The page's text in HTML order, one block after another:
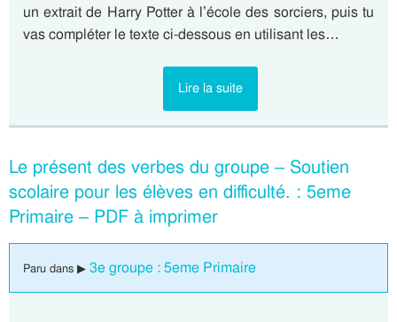
un extrait de Harry Potter à l’école des sorciers, puis tu
vas compléter le texte ci-dessous en utilisant les…
Lire la suite
Le présent des verbes du groupe – Soutien
scolaire pour les élèves en difficulté. : 5eme
Primaire – PDF à imprimer
Paru dans ▶ 3e groupe : 5eme Primaire